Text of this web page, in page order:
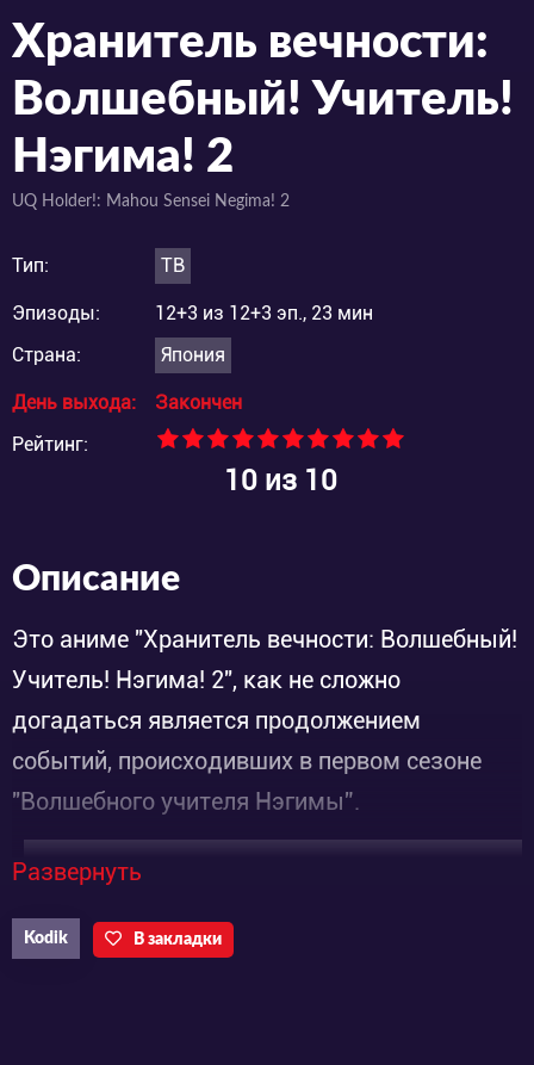
Хранитель вечности:
Волшебный! Учитель!
Нэгима! 2
UQ Holder!: Mahou Sensei Negima! 2
Тип: ТВ
Эпизоды:
12+3 из 12+3 эп., 23 мин
Страна:
Япония
День выхода:
Закончен
Рейтинг:
10из 10
Описание
Это аниме "Хранитель вечности: Волшебный!
Учитель! Нэгима! 2", как не сложно
догадаться является продолжением
событий, происходивших в первом сезоне
"Волшебного учителя Нэгимы”.
На територии РФ показ запрещен,
недоступен. Но, если вы ЗАЙДЕТЕ с
Развернуть
Kodik В закладки